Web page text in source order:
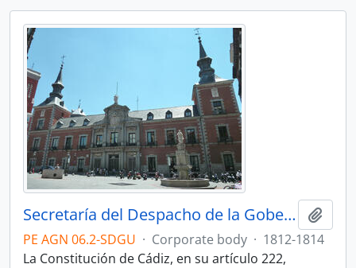
Secretaría del Despacho de la Gobernación de Ultramar
PE AGN 06.2-SDGU · Corporate body · 1812-1814
La Constitución de Cádiz, en su artículo 222,